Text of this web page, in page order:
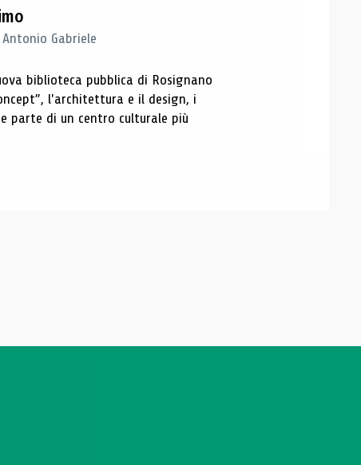
Gabriele
biblioteca pubblica di Rosignano
l'architettura e il design, i
parte di un centro culturale più